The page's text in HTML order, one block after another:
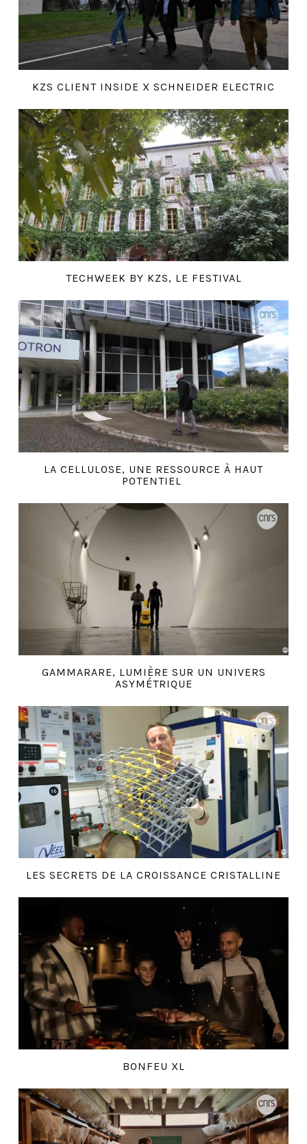
KZS CLIENT INSIDE X SCHNEIDER ELECTRIC
TECHWEEK BY KZS, LE FESTIVAL
LA CELLULOSE, UNE RESSOURCE À HAUT
POTENTIEL
GAMMARARE, LUMIÈRE SUR UN UNIVERS
ASYMÉTRIQUE
LES SECRETS DE LA CROISSANCE CRISTALLINE
BONFEU XL